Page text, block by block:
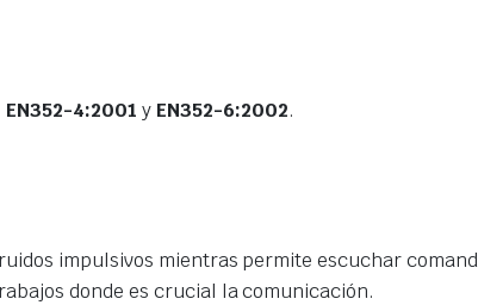
EN352-4:2001 y EN352-6:2002.
impulsivos mientras permite escuchar
donde es crucial la comunicación.